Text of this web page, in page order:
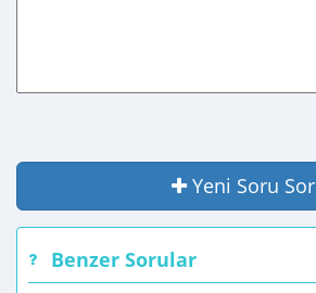
Yeni Soru Sor
Benzer Sorular